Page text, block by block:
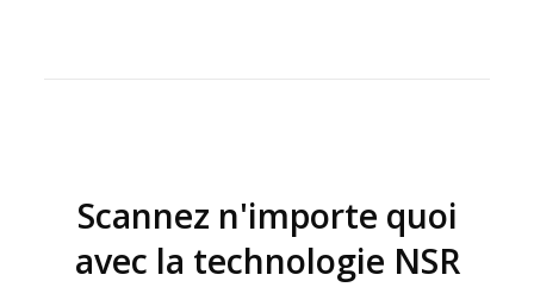
l'objet.
Scannez n'importe quoi
avec la technologie NSR